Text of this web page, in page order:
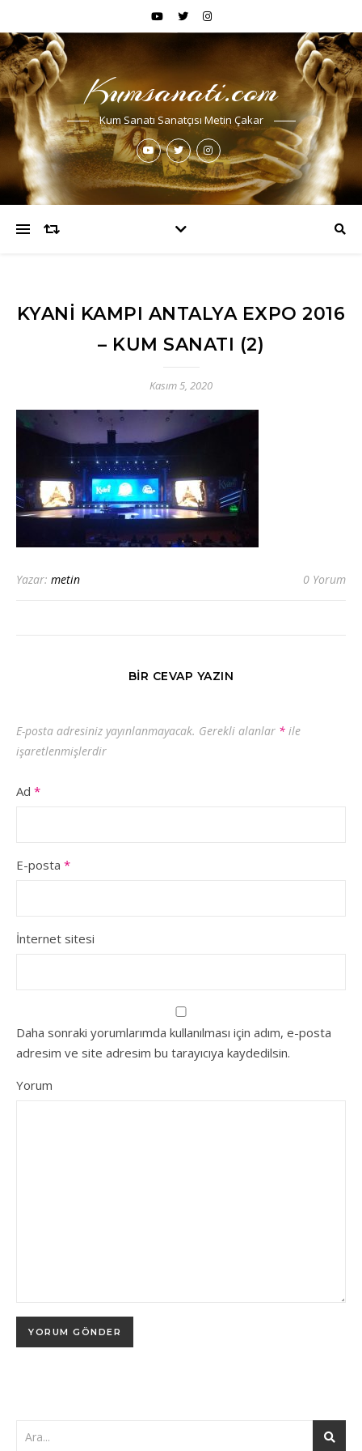
Kumsanati.com
Kum Sanatı Sanatçısı Metin Çakar
KYANI KAMPI ANTALYA EXPO 2016
– KUM SANATI (2)
Kasım 5, 2020
Yazar: metin 0 Yorum
BIR CEVAP YAZIN
E-posta adresiniz yayınlanmayacak. Gerekli alanlar * ile
işaretlenmişlerdir
Ad *
E-posta *
İnternet sitesi
Daha sonraki yorumlarımda kullanılması için adım, e-posta
adresim ve site adresim bu tarayıcıya kaydedilsin.
Yorum